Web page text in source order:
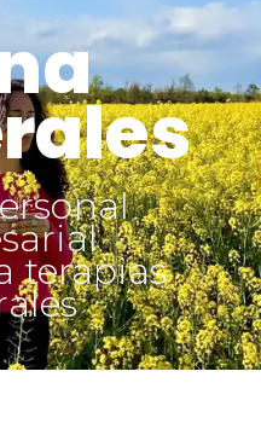
terapias